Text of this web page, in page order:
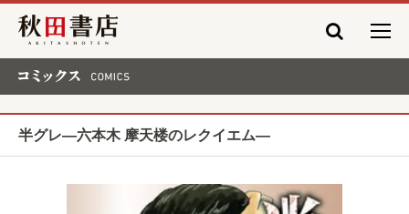
秋田書店
半グレ―六本木 摩天楼のレクイエム―